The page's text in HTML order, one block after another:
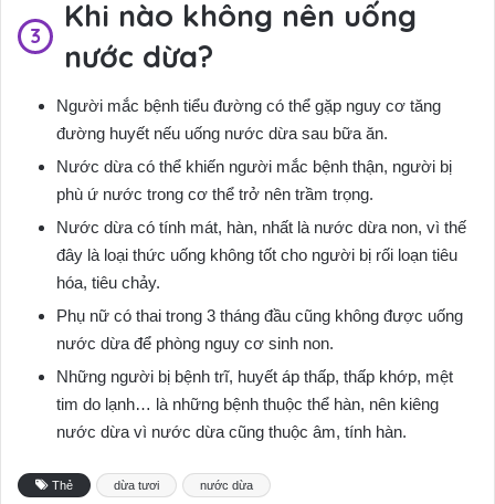
Khi nào không nên uống
nước dừa?
Người mắc bệnh tiểu đường có thể gặp nguy cơ tăng
đường huyết nếu uống nước dừa sau bữa ăn.
Nước dừa có thể khiến người mắc bệnh thận, người bị
phù ứ nước trong cơ thể trở nên trầm trọng.
Nước dừa có tính mát, hàn, nhất là nước dừa non, vì thế
đây là loại thức uống không tốt cho người bị rối loạn tiêu
hóa, tiêu chảy.
Phụ nữ có thai trong 3 tháng đầu cũng không được uống
nước dừa để phòng nguy cơ sinh non.
Những người bị bệnh trĩ, huyết áp thấp, thấp khớp, mệt
tim do lạnh… là những bệnh thuộc thể hàn, nên kiêng
nước dừa vì nước dừa cũng thuộc âm, tính hàn.
Thẻ dừa tươi nước dừa